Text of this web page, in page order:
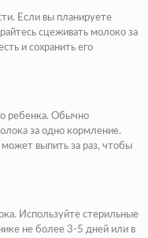
Если вы планируете
сцеживать молоко за
и сохранить его
ребенка. Обычно
за одно кормление.
выпить за раз, чтобы
Используйте стерильные
не более 3-5 дней или в